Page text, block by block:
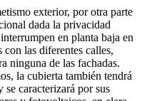
exterior, por otra parte
dada la privacidad
en planta baja en
con las diferentes calles,
ninguna de las fachadas.
la cubierta también tendrá
caracterizará por sus